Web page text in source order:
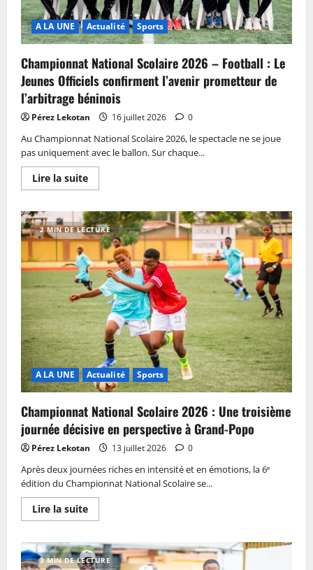
A LA UNE Actualité Sports
Championnat National Scolaire 2026 – Football : Le
Jeunes Officiels confirment l’avenir prometteur de
l’arbitrage béninois
Pérez Lekotan 16 juillet 2026 0
Au Championnat National Scolaire 2026, le spectacle ne se joue
pas uniquement avec le ballon. Sur chaque...
Lire la suite
2 MIN DE LECTURE
A LA UNE Actualité Sports
Championnat National Scolaire 2026 : Une troisième
journée décisive en perspective à Grand-Popo
Pérez Lekotan 13 juillet 2026 0
Après deux journées riches en intensité et en émotions, la 6ᵉ
édition du Championnat National Scolaire se...
Lire la suite
3 MIN DE LECTURE